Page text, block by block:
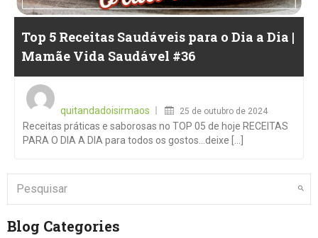
Top 5 Receitas Saudáveis para o Dia a Dia |
Mamãe Vida Saudável #36
quitandadoisirmaos
25 de outubro de 2024
Receitas práticas e saborosas no TOP 05 de hoje RECEITAS
PARA O DIA A DIA para todos os gostos…deixe [...]
Blog Categories